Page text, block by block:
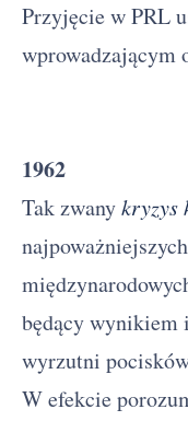
Przyjęcie w PRL
wprowadzającym
1962
Tak zwanykryzys
będący wynikiem
wyrzutni
W efekcie